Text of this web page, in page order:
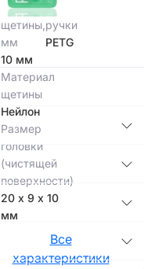
Длина
щетины,
мм
10 мм
Материал
ручки
PETG
Материал
щетины
Нейлон
Размер
головки
(чистящей
поверхности)
20 х 9 х 10
мм
Все
характеристики